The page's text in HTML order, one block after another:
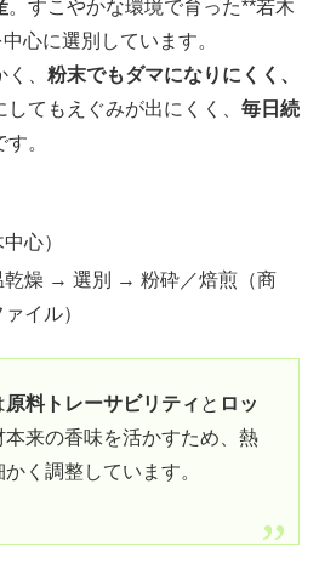
。すこやかな環境で育った**若木
心に選別しています。
、 粉末でもダマになりにくく、
してもえぐみが出にくく、 毎日続
。
心）
乾燥 → 選別 → 粉砕／焙煎（商
イル）
原料トレーサビリティ と ロッ
本来の香味を活かすため、熱
く調整しています。